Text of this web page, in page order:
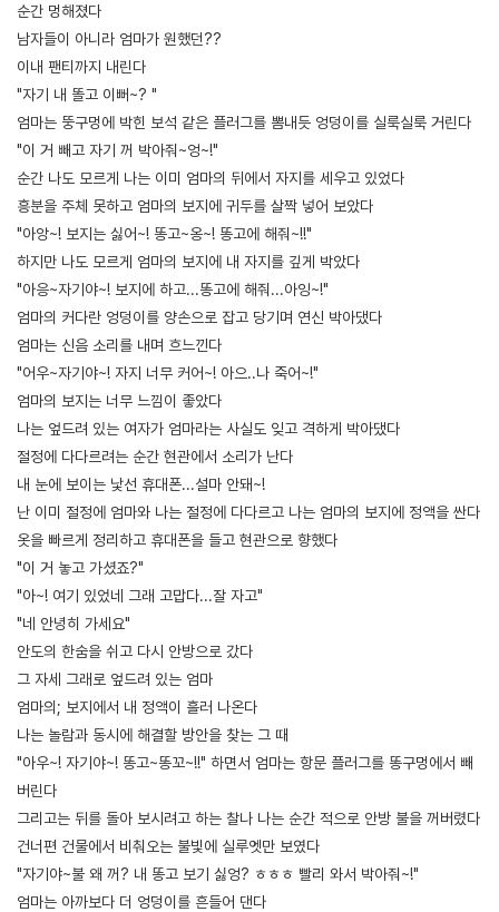
순간 멍해졌다
남자들이 아니라 엄마가 원했던??
이내 팬티까지 내린다
"자기 내 똘고 이뻐~? "
엄마는 뚱구멍에 박힌 보석 같은 플러그를 뽐내듯 엉덩이를 실룩실룩 거린다
"이 거 빼고 자기 꺼 박아줘~엉~!"
순간 나도 모르게 나는 이미 엄마의 뒤에서 자지를 세우고 있었다
흥분을 주체 못하고 엄마의 보지에 귀두를 살짝 넣어 보았다
"아앙~! 보지는 싫어~! 똥고~옹~! 똥고에 해줘~!!"
하지만 나도 모르게 엄마의 보지에 내 자지를 깊게 박았다
"아응~자기야~! 보지에 하고...똥고에 해줘...아잉~!"
엄마의 커다란 엉덩이를 양손으로 잡고 당기며 연신 박아댔다
엄마는 신음 소리를 내며 흐느낀다
"어우~자기야~! 자지 너무 커어~! 아으..나 죽어~!"
엄마의 보지는 너무 느낌이 좋았다
나는 엎드려 있는 여자가 엄마라는 사실도 잊고 격하게 박아댔다
절정에 다다르려는 순간 현관에서 소리가 난다
내 눈에 보이는 낯선 휴대폰...설마 안돼~!
난 이미 절정에 엄마와 나는 절정에 다다르고 나는 엄마의 보지에 정액을 싼다
옷을 빠르게 정리하고 휴대폰을 들고 현관으로 향했다
"이 거 놓고 가셨죠?"
"아~! 여기 있었네 그래 고맙다...잘 자고"
"네 안녕히 가세요"
안도의 한숨을 쉬고 다시 안방으로 갔다
그 자세 그래로 엎드려 있는 엄마
엄마의; 보지에서 내 정액이 흘러 나온다
나는 놀람과 동시에 해결할 방안을 찾는 그 때
"아우~! 자기야~! 똥고~똥꼬~!!" 하면서 엄마는 항문 플러그를 똥구멍에서 빼
버린다
그리고는 뒤를 돌아 보시려고 하는 찰나 나는 순간 적으로 안방 불을 꺼버렸다
건너편 건물에서 비춰오는 불빛에 실루엣만 보였다
"자기야~불 왜 꺼? 내 똥고 보기 싫엉? ㅎㅎㅎ 빨리 와서 박아줘~!"
엄마는 아까보다 더 엉덩이를 흔들어 댄다